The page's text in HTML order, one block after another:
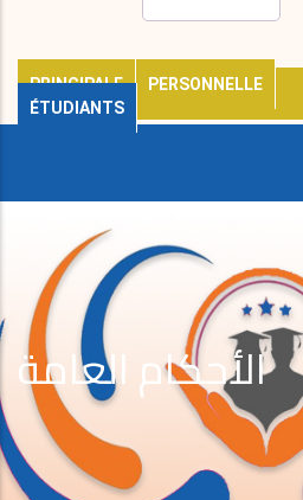
PRINCIPALE
PERSONNELLE
ÉTUDIANTS
الأحكام العامة